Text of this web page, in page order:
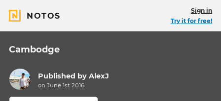
NOTOS
Sign in
Try it for free!
Cambodge
Published byAlexJ
on June 1st 2016